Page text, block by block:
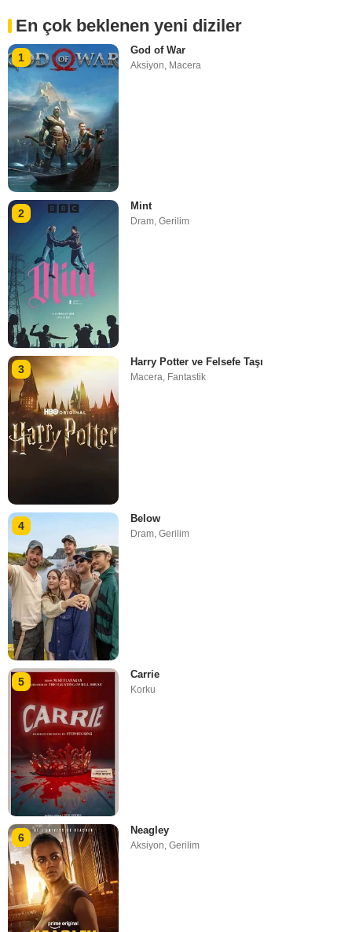
En çok beklenen yeni diziler
1
God of War
Aksiyon, Macera
2
Mint
Dram,Gerilim
3
Harry Potter ve Felsefe Taşı
Macera, Fantastik
4
Below
Dram ,Gerilim
5
Carrie
Korku
6
Neagley
Aksiyon,Gerilim